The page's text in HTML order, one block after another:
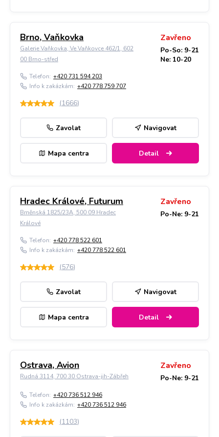
Brno, Vaňkovka
Galerie Vaňkovka, Ve Vaňkovce 462/1, 602
00 Brno-střed
Zavřeno
Po-So: 9-21
Ne: 10-20
Telefon: +420 731 594 203
Info k zakázkám: +420 778 759 707
(1666)
Zavolat Navigovat
Mapa centra Detail
Hradec Králové, Futurum
Brněnská 1825/23A, 500 09 Hradec
Králové
Zavřeno
Po-Ne: 9-21
Telefon: +420 778 522 601
Info k zakázkám: +420 778 522 601
(576)
Zavolat Navigovat
Mapa centra Detail
Ostrava, Avion
Rudná 3114, 700 30 Ostrava-jih-Zábřeh
Zavřeno
Po-Ne: 9-21
Telefon: +420 736 512 946
Info k zakázkám: +420 736 512 946
(1103)